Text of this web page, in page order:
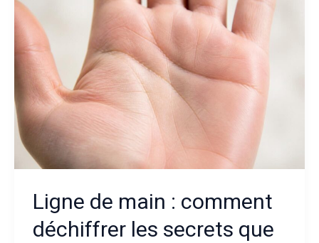
entrepreneure
qui
bouscule
les
codes
du
lifestyle
Ligne de main : comment
déchiffrer les secrets que